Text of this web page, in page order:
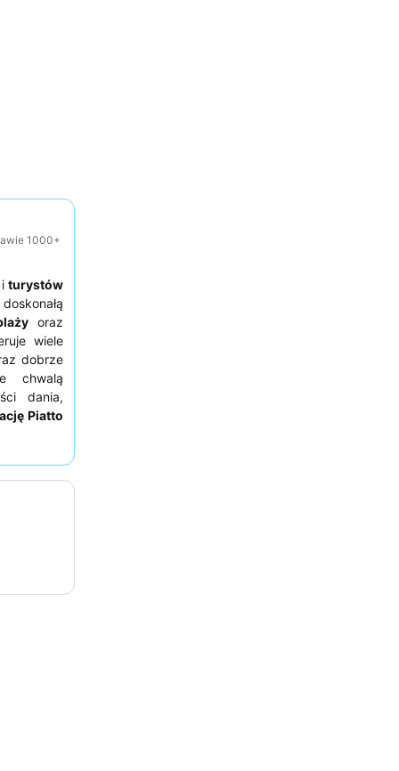
1000+
iturystów
oraz
wiele
dobrze
chwalą
dania,
Piatto